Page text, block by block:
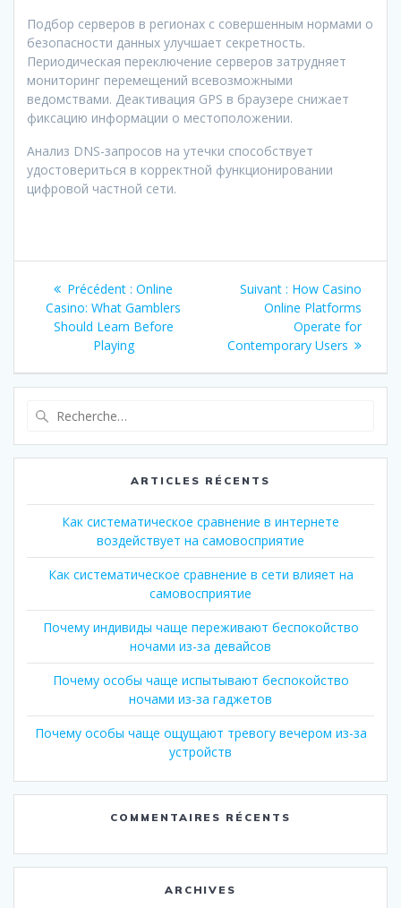
Подбор серверов в регионах с совершенным нормами о
безопасности данных улучшает секретность.
Периодическая переключение серверов затрудняет
мониторинг перемещений всевозможными
ведомствами. Деактивация GPS в браузере снижает
фиксацию информации о местоположении.
Анализ DNS-запросов на утечки способствует
удостовериться в корректной функционировании
цифровой частной сети.
Navigation
de
l’article
Précédent : Article
précédent
:
Online
Casino: What Gamblers
Should Learn Before
Playing
Suivant : Article
suivant
How Casino
Online Platforms
Operate for
Contemporary Users
:
ARTICLES RÉCENTS
Как систематическое сравнение в интернете
воздействует на самовосприятие
Как систематическое сравнение в сети влияет на
самовосприятие
Почему индивиды чаще переживают беспокойство
ночами из-за девайсов
Почему особы чаще испытывают беспокойство
ночами из-за гаджетов
Почему особы чаще ощущают тревогу вечером из-за
устройств
COMMENTAIRES RÉCENTS
ARCHIVES